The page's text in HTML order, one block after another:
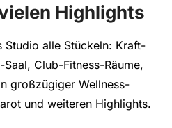
Highlights
Studio alle Stückeln: Kraft-
Club-Fitness-Räume,
großzügiger Wellness-
und weiteren Highlights.